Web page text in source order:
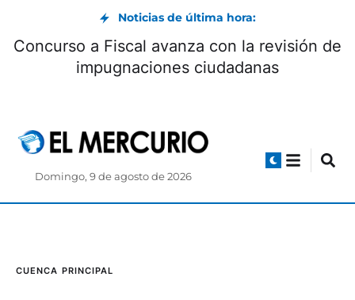
Noticias de última hora:
Concurso a Fiscal avanza con la revisión de
impugnaciones ciudadanas
Domingo, 9 de agosto de 2026
CUENCA PRINCIPAL